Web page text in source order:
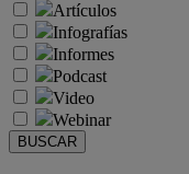
Artículos
Infografías
Informes
Podcast
Video
Webinar
BUSCAR